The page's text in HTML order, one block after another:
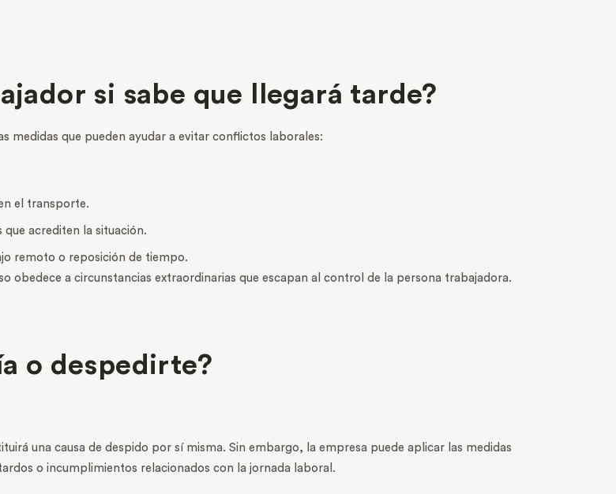
si sabe que llegará tarde?
medidas que pueden ayudar a evitar conflictos laborales:
el transporte.
acrediten la situación.
remoto o reposición de tiempo.
obedece a circunstancias extraordinarias que escapan al control de la persona trabajadora.
o despedirte?
una causa de despido por sí misma. Sin embargo, la empresa puede aplicar las medidas
o incumplimientos relacionados con la jornada laboral.